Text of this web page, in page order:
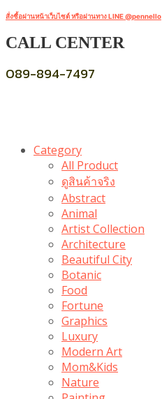
สั่งซื้อผ่านหน้าเว็บไซต์ หรือผ่านทาง LINE @pennello
CALL CENTER
089-894-7497
Category
All Product
ดูสินค้าจริง
Abstract
Animal
Artist Collection
Architecture
Beautiful City
Botanic
Food
Fortune
Graphics
Luxury
Modern Art
Mom&Kids
Nature